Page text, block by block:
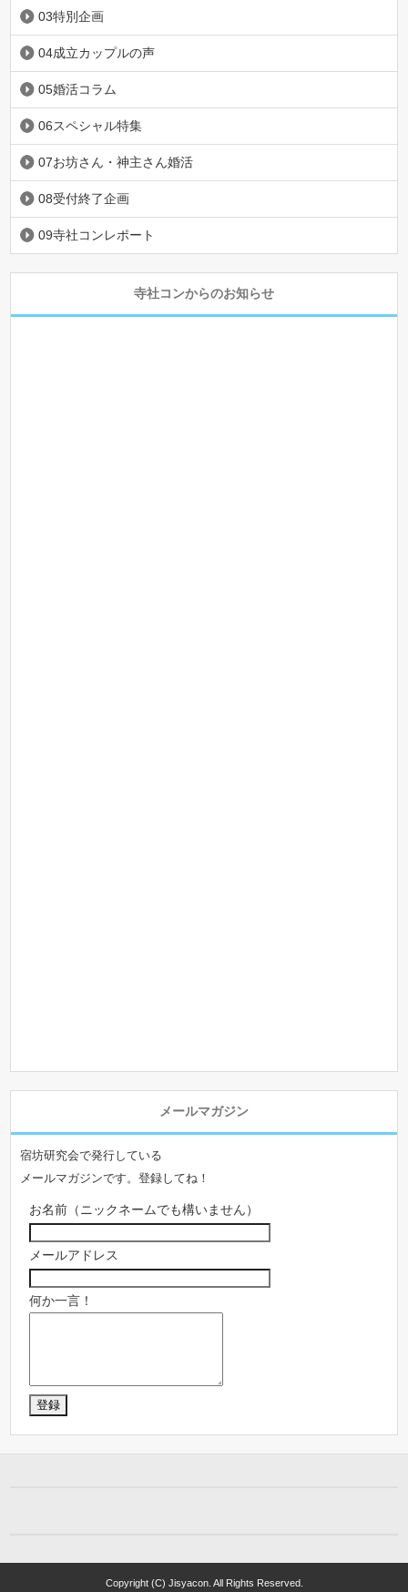
03特別企画
04成立カップルの声
05婚活コラム
06スペシャル特集
07お坊さん・神主さん婚活
08受付終了企画
09寺社コンレポート
寺社コンからのお知らせ
メールマガジン
宿坊研究会で発行している
メールマガジンです。登録してね！
お名前（ニックネームでも構いません）
メールアドレス
何か一言！
Copyright (C) Jisyacon. All Rights Reserved.